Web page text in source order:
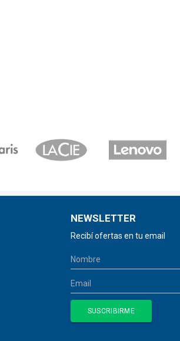
NEWSLETTER
Recibí ofertas en tu email